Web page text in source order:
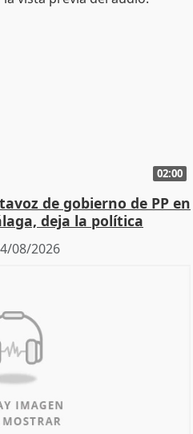
02:00
de gobierno de PP en
deja la política
08/2026